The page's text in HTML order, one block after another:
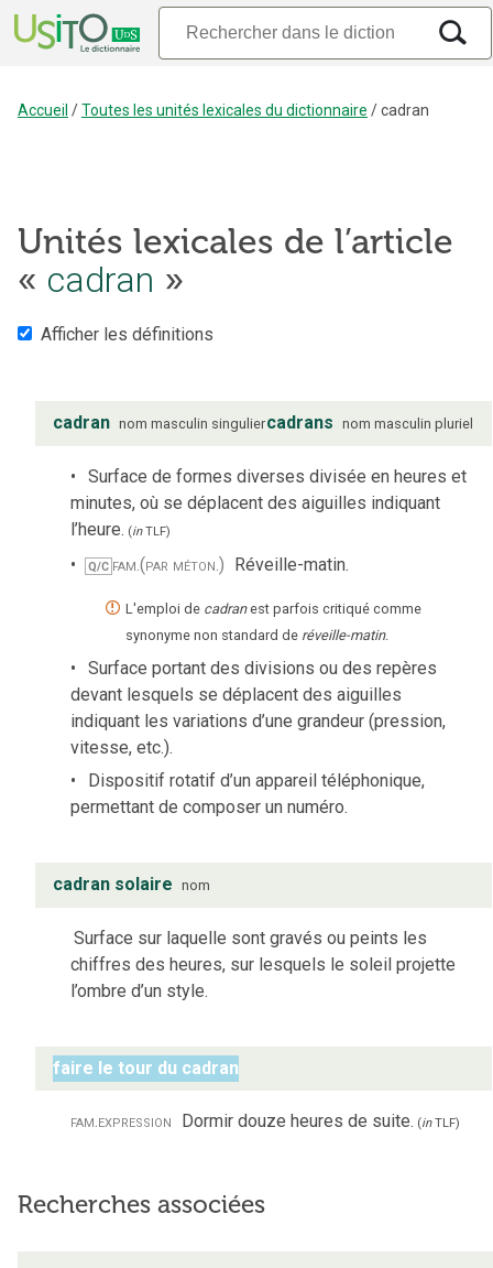
Accueil /Toutes les unités lexicales du dictionnaire /cadran
Unités lexicales de l’article
« cadran »
Afficher les définitions
cadran nom masculin singuliercadrans nom masculin pluriel
Surface de formes diverses divisée en heures et
minutes, où se déplacent des aiguilles indiquant
l’heure. (inTLF)
Q/C fam.(par méton.) Réveille-matin.
L'emploi de cadran est parfois critiqué comme
synonyme non standard de réveille-matin.
Surface portant des divisions ou des repères
devant lesquels se déplacent des aiguilles
indiquant les variations d’une grandeur (pression,
vitesse, etc.).
Dispositif rotatif d’un appareil téléphonique,
permettant de composer un numéro.
cadran solaire nom
Surface sur laquelle sont gravés ou peints les
chiffres des heures, sur lesquels le soleil projette
l’ombre d’un style.
faire le tour du cadran
fam.expression Dormir douze heures de suite. (inTLF)
Recherches associées